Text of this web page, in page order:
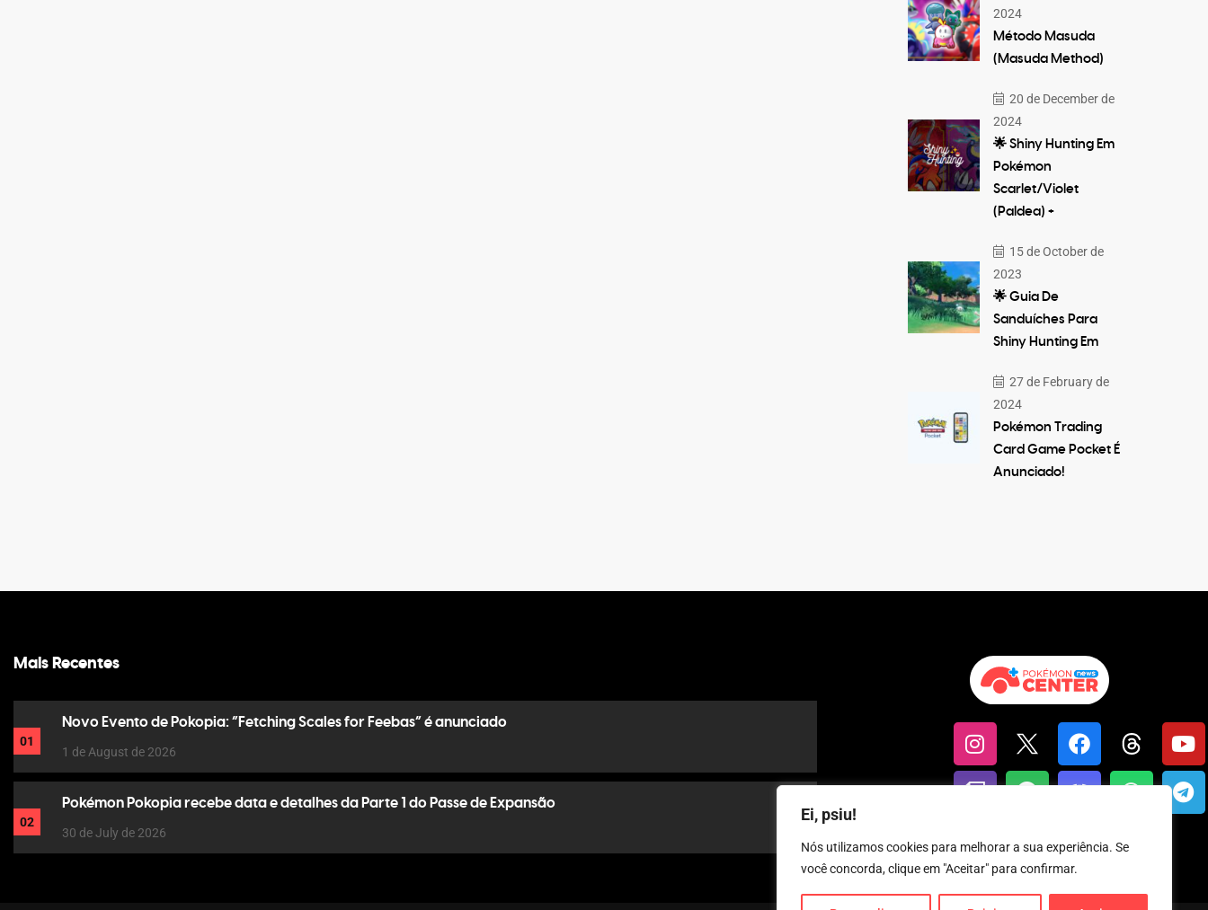
Ei, psiu!
Nós utilizamos cookies para melhorar a sua experiência. Se
você concorda, clique em "Aceitar" para confirmar.
2024
Método Masuda
(Masuda Method)
20 de December de
2024
🌟 Shiny Hunting Em
Pokémon
Scarlet/Violet
(Paldea) +
15 de October de
2023
🌟 Guia De
Sanduíches Para
Shiny Hunting Em
27 de February de
2024
Pokémon Trading
Card Game Pocket É
Anunciado!
Mais Recentes
01
Novo Evento de Pokopia: “Fetching Scales for Feebas” é anunciado
1 de August de 2026
02
Pokémon Pokopia recebe data e detalhes da Parte 1 do Passe de Expansão
30 de July de 2026